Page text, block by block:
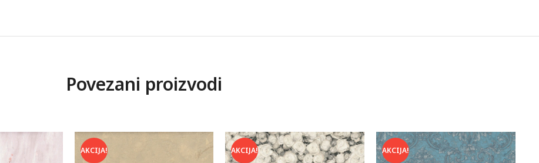
Povezani proizvodi
AKCIJA! AKCIJA! AKCIJA!